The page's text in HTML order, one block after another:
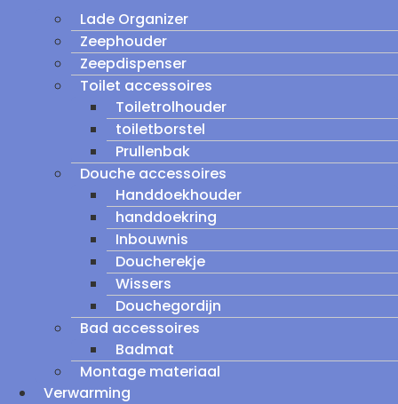
Lade Organizer
Zeephouder
Zeepdispenser
Toilet accessoires
Toiletrolhouder
toiletborstel
Prullenbak
Douche accessoires
Handdoekhouder
handdoekring
Inbouwnis
Doucherekje
Wissers
Douchegordijn
Bad accessoires
Badmat
Montage materiaal
Verwarming